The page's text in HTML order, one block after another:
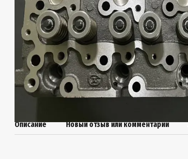
Описание Новый отзыв или комментарий